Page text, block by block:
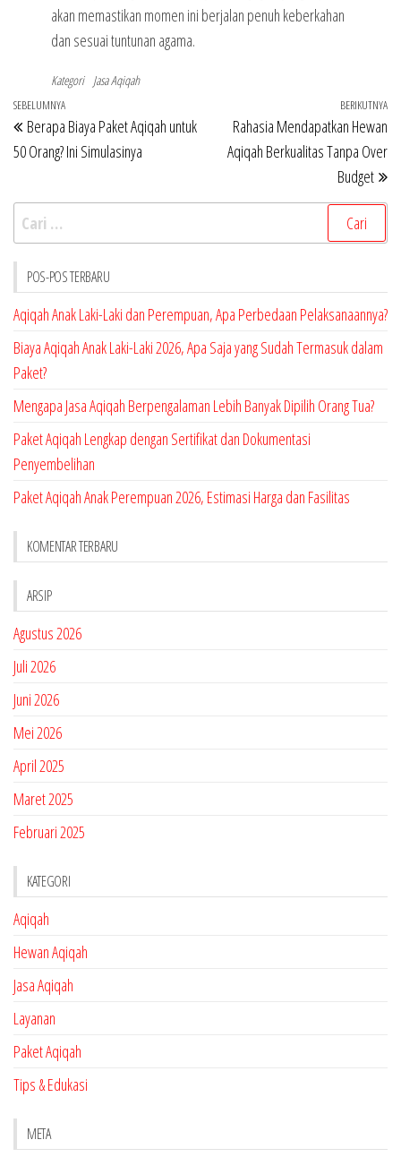
akan memastikan momen ini berjalan penuh keberkahan
dan sesuai tuntunan agama.
Kategori Jasa Aqiqah
Navigasi
pos
Pos
Sebelumnya
SEBELUMNYA
Berapa Biaya Paket Aqiqah untuk
50 Orang? Ini Simulasinya
BERIKUTNYA
Rahasia Mendapatkan Hewan
Aqiqah Berkualitas Tanpa Over
Budget
Cari
untuk:
POS-POS TERBARU
Aqiqah Anak Laki-Laki dan Perempuan, Apa Perbedaan Pelaksanaannya?
Biaya Aqiqah Anak Laki-Laki 2026, Apa Saja yang Sudah Termasuk dalam
Paket?
Mengapa Jasa Aqiqah Berpengalaman Lebih Banyak Dipilih Orang Tua?
Paket Aqiqah Lengkap dengan Sertifikat dan Dokumentasi
Penyembelihan
Paket Aqiqah Anak Perempuan 2026, Estimasi Harga dan Fasilitas
KOMENTAR TERBARU
ARSIP
Agustus 2026
Juli 2026
Juni 2026
Mei 2026
April 2025
Maret 2025
Februari 2025
KATEGORI
Aqiqah
Hewan Aqiqah
Jasa Aqiqah
Layanan
Paket Aqiqah
Tips & Edukasi
META